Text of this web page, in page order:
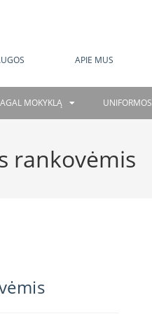
APIE MUS
MOKYKLĄ UNIFORMOS
rankovėmis